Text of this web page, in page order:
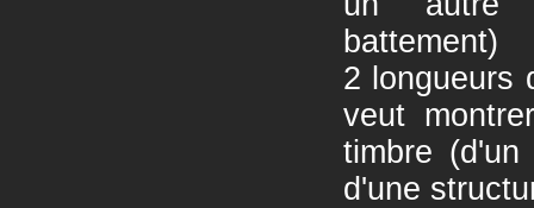
2 longueurs
veut
timbre
d'une